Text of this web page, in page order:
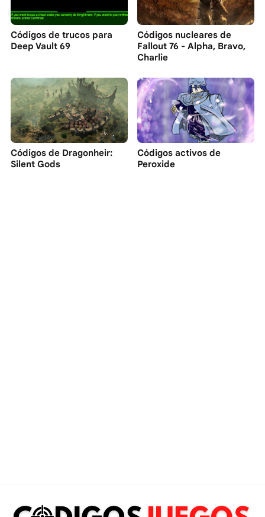
Códigos de trucos para
Deep Vault 69
Códigos nucleares de
Fallout 76 - Alpha, Bravo,
Charlie
Códigos de Dragonheir:
Silent Gods
Códigos activos de
Peroxide